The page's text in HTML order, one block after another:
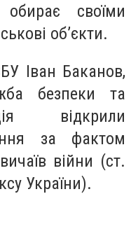
обирає своїми
об’єкти.
Іван Баканов,
безпеки та
відкрили
за фактом
війни (ст.
України).